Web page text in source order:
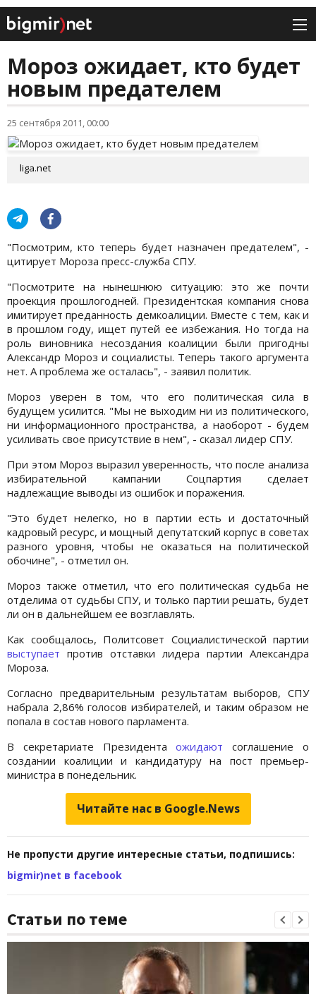
Мороз ожидает, кто будет
новым предателем
25 сентября 2011, 00:00
liga.net
"Посмотрим, кто теперь будет назначен предателем", -
цитирует Мороза пресс-служба СПУ.
"Посмотрите на нынешнюю ситуацию: это же почти
проекция прошлогодней. Президентская компания снова
имитирует преданность демкоалиции. Вместе с тем, как и
в прошлом году, ищет путей ее избежания. Но тогда на
роль виновника несоздания коалиции были пригодны
Александр Мороз и социалисты. Теперь такого аргумента
нет. А проблема же осталась", - заявил политик.
Мороз уверен в том, что его политическая сила в
будущем усилится. "Мы не выходим ни из политического,
ни информационного пространства, а наоборот - будем
усиливать свое присутствие в нем", - сказал лидер СПУ.
При этом Мороз выразил уверенность, что после анализа
избирательной кампании Соцпартия сделает
надлежащие выводы из ошибок и поражения.
"Это будет нелегко, но в партии есть и достаточный
кадровый ресурс, и мощный депутатский корпус в советах
разного уровня, чтобы не оказаться на политической
обочине", - отметил он.
Мороз также отметил, что его политическая судьба не
отделима от судьбы СПУ, и только партии решать, будет
ли он в дальнейшем ее возглавлять.
Как сообщалось, Политсовет Социалистической партии
выступает против отставки лидера партии Александра
Мороза.
Согласно предварительным результатам выборов, СПУ
набрала 2,86% голосов избирателей, и таким образом не
попала в состав нового парламента.
В секретариате Президентаожидают соглашение о
создании коалиции и кандидатуру на пост премьер-
министра в понедельник.
Читайте нас в Google.News
Не пропусти другие интересные статьи, подпишись:
bigmir)net в facebook
Статьи по теме